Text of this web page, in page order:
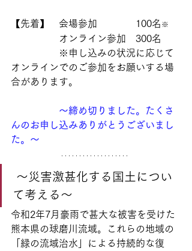
【先着】　会場参加 100名 ※
オンライン参加　300名
※申し込みの状況に応じて
オンラインでのご参加をお願いする場
合があります。
～締め切りました。たくさ
んのお申し込みありがとうございまし
た。～
て考える〜
令和2年7月豪雨で甚大な被害を受けた
熊本県の球磨川流域。これらの地域の
「緑の流域治水」による持続的な復